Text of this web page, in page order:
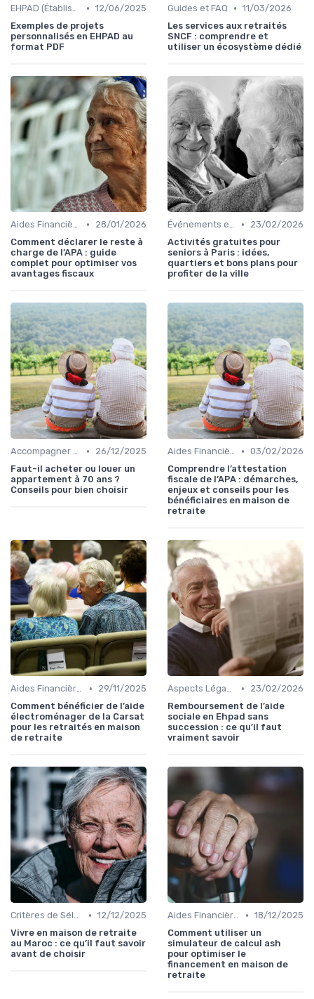
EHPAD (Établissements d'Hébergement pour Personnes Âgées Dépendantes) • 12/06/2025
Exemples de projets
personnalisés en EHPAD au
format PDF
Guides et FAQ • 11/03/2026
Les services aux retraités
SNCF : comprendre et
utiliser un écosystème dédié
Aides Financières et Subventions •
28/01/2026
Comment déclarer le reste à
charge de l’APA : guide
complet pour optimiser vos
avantages fiscaux
Événements et Conférences •
23/02/2026
Activités gratuites pour
seniors à Paris : idées,
quartiers et bons plans pour
profiter de la ville
Accompagner un Proche en Maison de Retraite •
26/12/2025
Faut-il acheter ou louer un
appartement à 70 ans ?
Conseils pour bien choisir
Aides Financières et Subventions • 03/02/2026
Comprendre l’attestation
fiscale de l’APA : démarches,
enjeux et conseils pour les
bénéficiaires en maison de
retraite
Aides Financières et Subventions •
29/11/2025
Comment bénéficier de l’aide
électroménager de la Carsat
pour les retraités en maison
de retraite
Aspects Légaux et Administratifs •
23/02/2026
Remboursement de l’aide
sociale en Ehpad sans
succession : ce qu’il faut
vraiment savoir
Critères de Sélection • 12/12/2025
Vivre en maison de retraite
au Maroc : ce qu’il faut savoir
avant de choisir
Aides Financières et Subventions • 18/12/2025
Comment utiliser un
simulateur de calcul ash
pour optimiser le
financement en maison de
retraite